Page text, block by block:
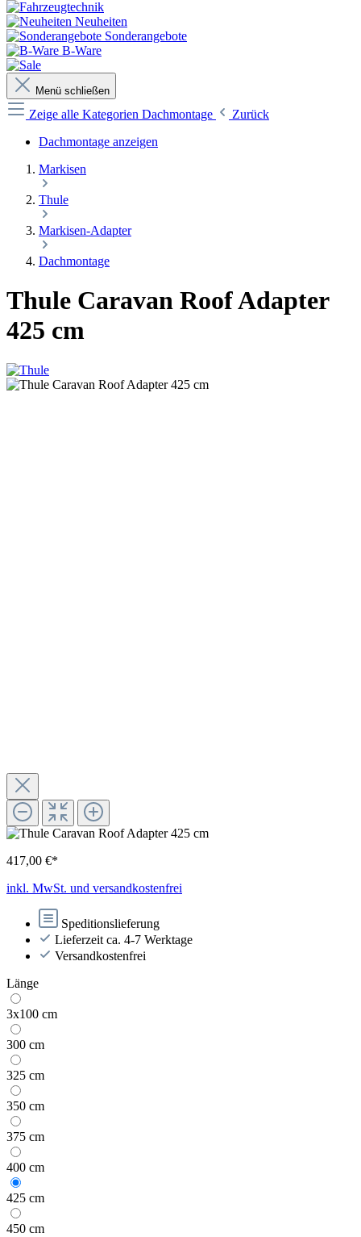
Neuheiten
Sonderangebote
B-Ware
Menü schließen
Zeige alle Kategorien Dachmontage
Zurück
Dachmontage anzeigen
Markisen
Thule
Markisen-Adapter
Dachmontage
Thule Caravan Roof Adapter
425 cm
417,00 €*
inkl. MwSt. und versandkostenfrei
Speditionslieferung
Lieferzeit ca. 4-7 Werktage
Versandkostenfrei
Länge
3x100 cm
300 cm
325 cm
350 cm
375 cm
400 cm
425 cm
450 cm